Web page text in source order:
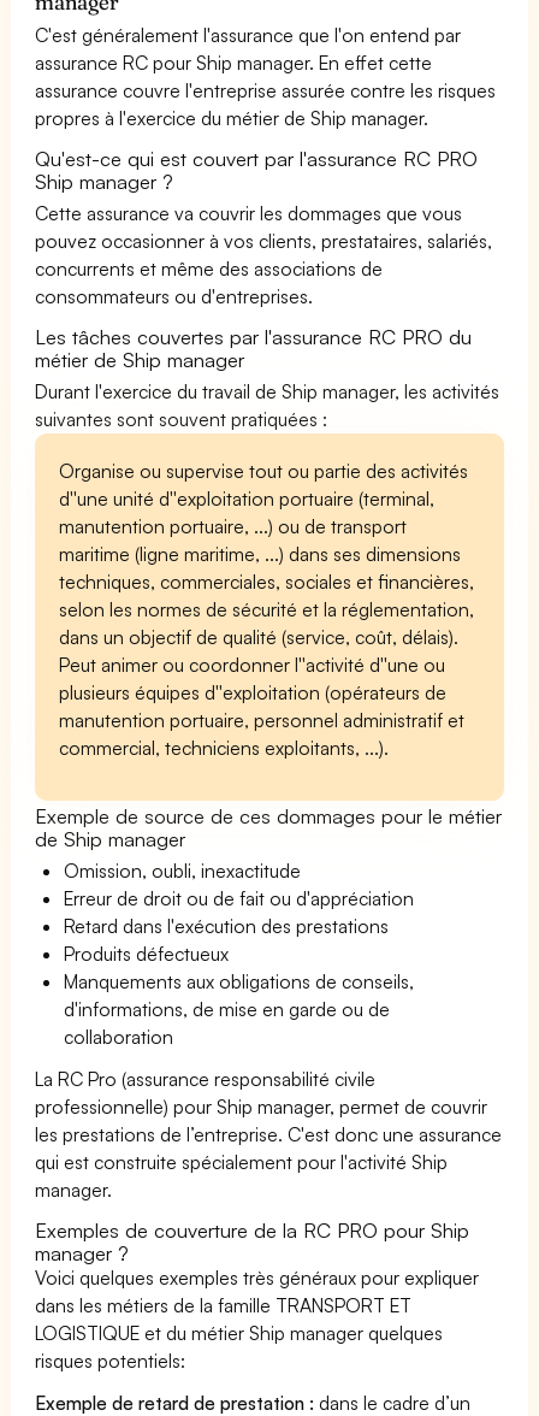
C'est généralement l'assurance que l'on entend par
assurance RC pour Ship manager. En effet cette
assurance couvre l'entreprise assurée contre les risques
propres à l'exercice du métier de Ship manager.
Qu'est-ce qui est couvert par l'assurance RC PRO
Ship manager ?
Cette assurance va couvrir les dommages que vous
pouvez occasionner à vos clients, prestataires, salariés,
concurrents et même des associations de
consommateurs ou d'entreprises.
Les tâches couvertes par l'assurance RC PRO du
métier de Ship manager
Durant l'exercice du travail de Ship manager, les activités
suivantes sont souvent pratiquées :
Organise ou supervise tout ou partie des activités
d''une unité d''exploitation portuaire (terminal,
manutention portuaire, ...) ou de transport
maritime (ligne maritime, ...) dans ses dimensions
techniques, commerciales, sociales et financières,
selon les normes de sécurité et la réglementation,
dans un objectif de qualité (service, coût, délais).
Peut animer ou coordonner l''activité d''une ou
plusieurs équipes d''exploitation (opérateurs de
manutention portuaire, personnel administratif et
commercial, techniciens exploitants, ...).
Exemple de source de ces dommages pour le métier
de Ship manager
Omission, oubli, inexactitude
Erreur de droit ou de fait ou d'appréciation
Retard dans l'exécution des prestations
Produits défectueux
Manquements aux obligations de conseils,
d'informations, de mise en garde ou de
collaboration
La RC Pro (assurance responsabilité civile
professionnelle) pour Ship manager, permet de couvrir
les prestations de l’entreprise. C'est donc une assurance
qui est construite spécialement pour l'activité Ship
manager.
Exemples de couverture de la RC PRO pour Ship
manager ?
Voici quelques exemples très généraux pour expliquer
dans les métiers de la famille TRANSPORT ET
LOGISTIQUE et du métier Ship manager quelques
risques potentiels:
Exemple de retard de prestation : dans le cadre d’un